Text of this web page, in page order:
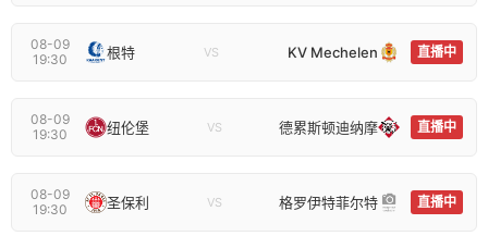
08-09
19:30
根特 VS KV Mechelen 直播中
08-09
19:30
纽伦堡 VS 德累斯顿迪纳摩 直播中
08-09
19:30
圣保利 VS 格罗伊特菲尔特 直播中